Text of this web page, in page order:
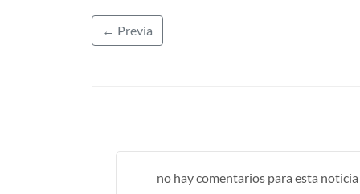
← Previa
no hay comentarios para esta noticia ...